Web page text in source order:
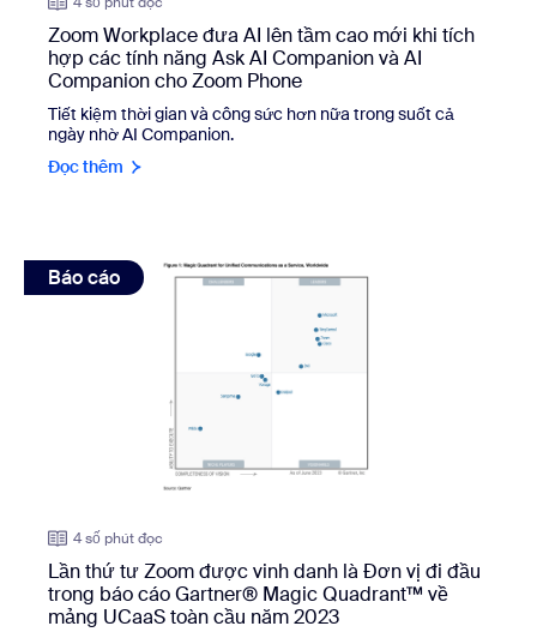
Zoom Workplace đưa AI lên tầm cao mới khi tích
hợp các tính năng Ask AI Companion và AI
Companion cho Zoom Phone
Tiết kiệm thời gian và công sức hơn nữa trong suốt cả
ngày nhờ AI Companion.
Đọc thêm
view: Lần thứ tư Zoom được vinh danh là Đơn vị đi đầu
Báo cáo
4 số phút đọc
Lần thứ tư Zoom được vinh danh là Đơn vị đi đầu
trong báo cáo Gartner® Magic Quadrant™ về
mảng UCaaS toàn cầu năm 2023